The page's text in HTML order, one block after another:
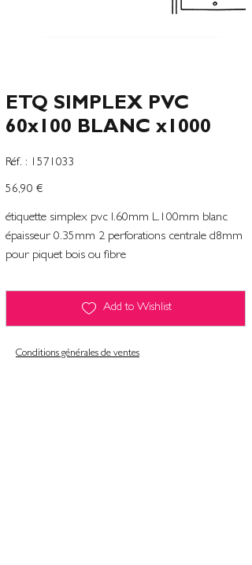
ETQ SIMPLEX PVC
60x100 BLANC x1000
Réf. :
SKU
1571033
1571033
Prix
56,90 €
étiquette simplex pvc l.60mm L.100mm blanc
épaisseur 0.35mm 2 perforations centrale d8mm
pour piquet bois ou fibre
Add to Wishlist
Conditions générales de ventes